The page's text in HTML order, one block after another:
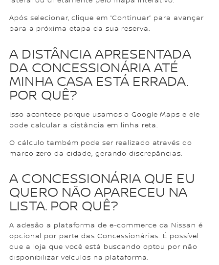
Após selecionar, clique em “Continuar” para avançar
para a próxima etapa da sua reserva.
A DISTÂNCIA APRESENTADA
DA CONCESSIONÁRIA ATÉ
MINHA CASA ESTÁ ERRADA.
POR QUÊ?
Isso acontece porque usamos o Google Maps e ele
pode calcular a distância em linha reta.
O cálculo também pode ser realizado através do
marco zero da cidade, gerando discrepâncias.
A CONCESSIONÁRIA QUE EU
QUERO NÃO APARECEU NA
LISTA. POR QUÊ?
A adesão a plataforma de e-commerce da Nissan é
opcional por parte das Concessionárias. É possível
que a loja que você está buscando optou por não
disponibilizar veículos na plataforma.